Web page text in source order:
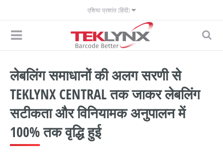
एशिया प्रशांत (हिंदी)
लेबलिंग समाधानों की अलग सरणी से
TEKLYNX CENTRAL तक जाकर लेबलिंग
सटीकता और विनियामक अनुपालन में
100% तक वृद्धि हुई